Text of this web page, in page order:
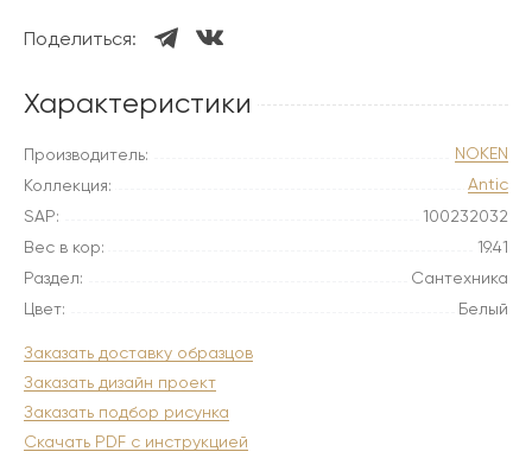
Поделиться:
Характеристики
Производитель:
NOKEN
Коллекция:
Antic
SAP:
100232032
Вес в кор:
19.41
Раздел:
Сантехника
Цвет:
Белый
Заказать доставку образцов
Заказать дизайн проект
Заказать подбор рисунка
Скачать PDF с инструкцией